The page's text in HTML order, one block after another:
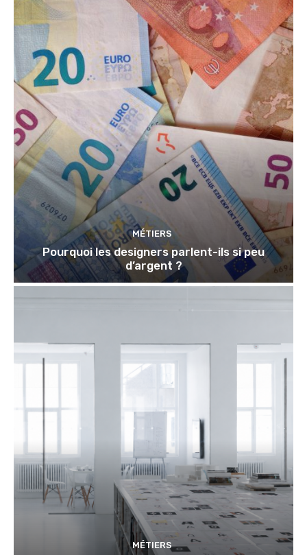
MÉTIERS
Pourquoi les designers parlent-ils si peu
d’argent ?
MÉTIERS